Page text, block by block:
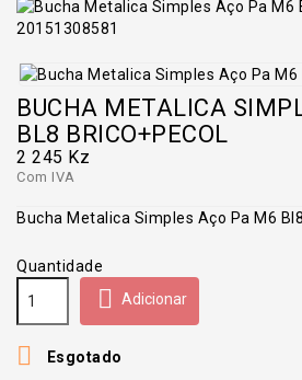
BUCHA METALICA
BL8 BRICO+PECOL
2 245 Kz
Com IVA
Bucha Metalica Simples Aço Pa M6 Bl8
Quantidade
 Adicionar
 Esgotado